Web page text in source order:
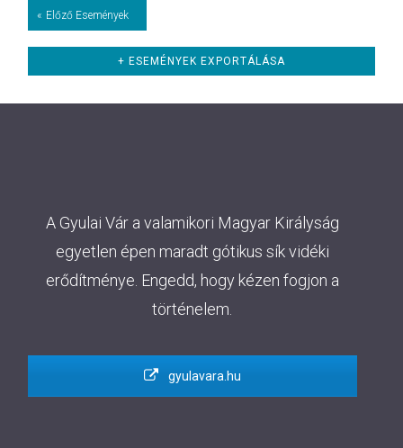
Események
List
« Előző Események
+ ESEMÉNYEK EXPORTÁLÁSA
A Gyulai Vár a valamikori Magyar Királyság
egyetlen épen maradt gótikus sík vidéki
erődítménye. Engedd, hogy kézen fogjon a
történelem.
gyulavara.hu